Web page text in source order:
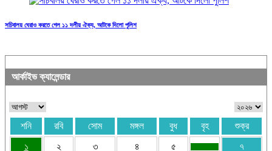
সচিবালয় ঘেরাও করতে গেল ১১ দলীয় ঐক্য, আটকে দিলো পুলিশ
আর্কাইভ ক্যালেন্ডার
শনি রবি সোম মঙ্গল বুধ বৃহ
শুক্র
১
২ ৩ ৪ ৫ ৭